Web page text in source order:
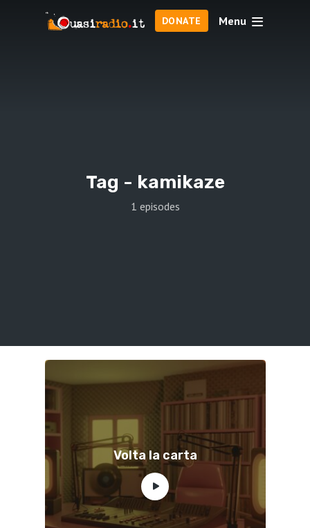
DONATE Menu
Tag - kamikaze
1 episodes
Volta la carta